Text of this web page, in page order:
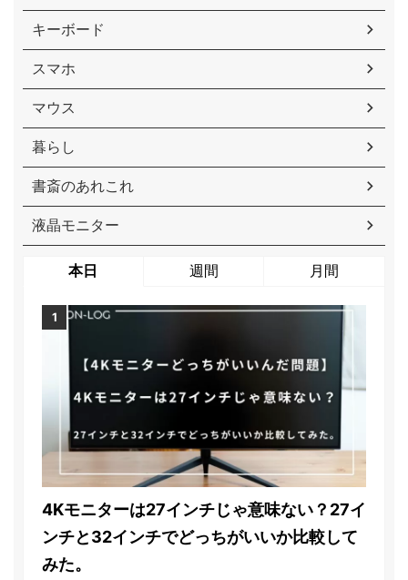
キーボード
スマホ
マウス
暮らし
書斎のあれこれ
液晶モニター
本日 週間 月間
4Kモニターは27インチじゃ意味ない？27イ
ンチと32インチでどっちがいいか比較して
みた。